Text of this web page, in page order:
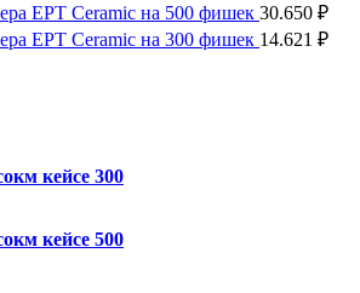
EPT Ceramic на 500 фишек 30.650 ₽
EPT Ceramic на 300 фишек 14.621 ₽
кейсе 300
кейсе 500